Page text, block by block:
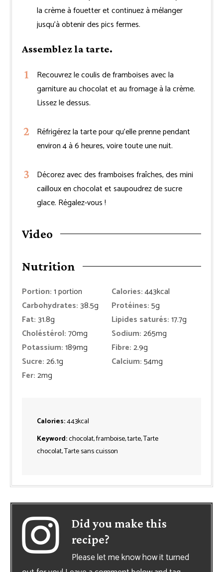
la crème à fouetter et continuez à mélanger
jusqu’à obtenir des pics fermes.
Assemblez la tarte.
Recouvrez le coulis de framboises avec la
garniture au chocolat et au fromage à la crème.
Lissez le dessus.
Réfrigérez la tarte pour qu’elle prenne pendant
environ 4 à 6 heures, voire toute une nuit.
Décorez avec des framboises fraîches, des mini
cailloux en chocolat et saupoudrez de sucre
glace. Régalez-vous !
Video
Nutrition
Portion:1portion Calories:443kcal
Carbohydrates:38.5g Protéines:5g
Fat:31.8g Lipides saturés:17.7g
Choléstérol:70mg Sodium:265mg
Potassium:189mg Fibre:2.9g
Sucre:26.1g Calcium:54mg
Fer:2mg
Calories:443kcal
Keyword:chocolat, framboise, tarte, Tarte
chocolat, Tarte sans cuisson
Did you make this
recipe?
Please let me know how it turned